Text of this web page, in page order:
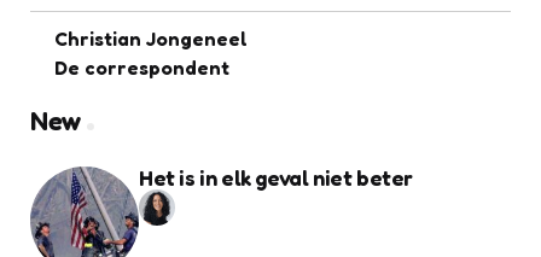
Christian Jongeneel
De correspondent
New
Het is in elk geval niet beter